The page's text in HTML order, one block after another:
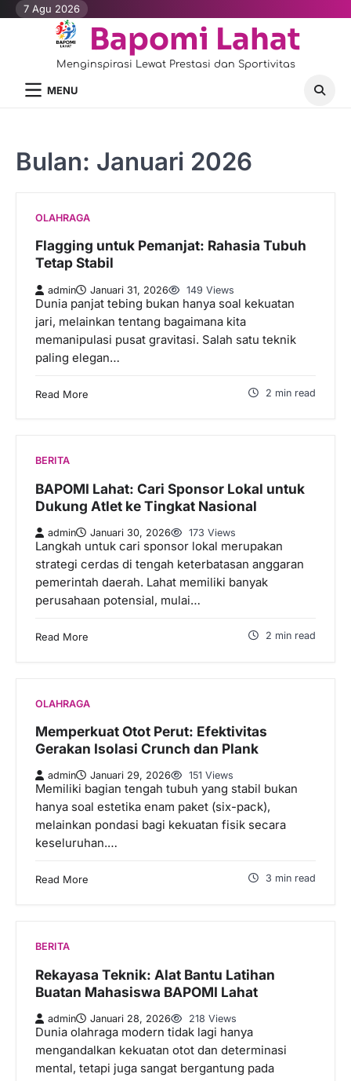
Skip7 Agu 2026
Bapomi Lahat
Menginspirasi Lewat Prestasi dan Sportivitas
MENU
Bulan: Januari 2026
OLAHRAGA
Flagging untuk Pemanjat: Rahasia Tubuh
Tetap Stabil
admin Januari 31, 2026 149 Views
Dunia panjat tebing bukan hanya soal kekuatan
jari, melainkan tentang bagaimana kita
memanipulasi pusat gravitasi. Salah satu teknik
paling elegan…
Read More 2 min read
BERITA
BAPOMI Lahat: Cari Sponsor Lokal untuk
Dukung Atlet ke Tingkat Nasional
admin Januari 30, 2026 173 Views
Langkah untuk cari sponsor lokal merupakan
strategi cerdas di tengah keterbatasan anggaran
pemerintah daerah. Lahat memiliki banyak
perusahaan potensial, mulai…
Read More 2 min read
OLAHRAGA
Memperkuat Otot Perut: Efektivitas
Gerakan Isolasi Crunch dan Plank
admin Januari 29, 2026 151 Views
Memiliki bagian tengah tubuh yang stabil bukan
hanya soal estetika enam paket (six-pack),
melainkan pondasi bagi kekuatan fisik secara
keseluruhan.…
Read More 3 min read
BERITA
Rekayasa Teknik: Alat Bantu Latihan
Buatan Mahasiswa BAPOMI Lahat
admin Januari 28, 2026 218 Views
Dunia olahraga modern tidak lagi hanya
mengandalkan kekuatan otot dan determinasi
mental, tetapi juga sangat bergantung pada